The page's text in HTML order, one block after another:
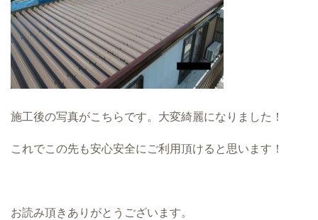
施工後の写真がこちらです。大変綺麗になりました！
これでこの先も安心安全にご利用頂けると思います！
お読み頂きありがとうございます。